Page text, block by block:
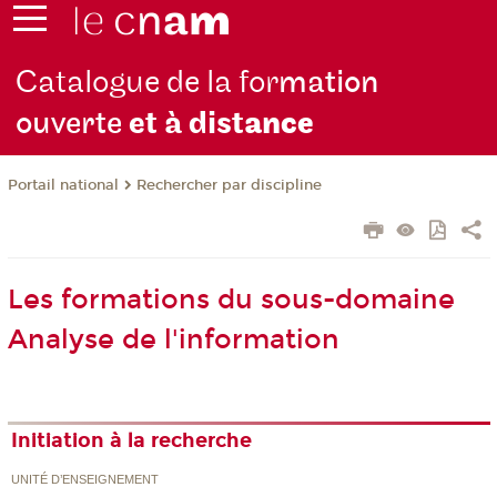
Catalogue de la formation
ouverteet à distance
Portail national Rechercher par discipline
Les formations du sous-domaine
Analyse de l'information
Initiation à la recherche
UNITÉ D’ENSEIGNEMENT